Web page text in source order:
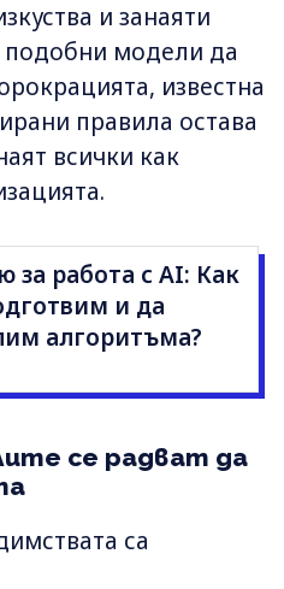
и занаяти
подобни модели да
известна
правила остава
всички как
за работа с AI: Как
и да
алгоритъма?
се радват да
са